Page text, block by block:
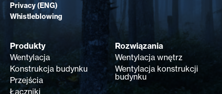
Privacy (ENG)
Whistleblowing
Produkty
Wentylacja
Konstrukcja budynku
Przejścia
Łączniki
Rozwiązania
Wentylacja wnętrz
Wentylacja konstrukcji
budynku